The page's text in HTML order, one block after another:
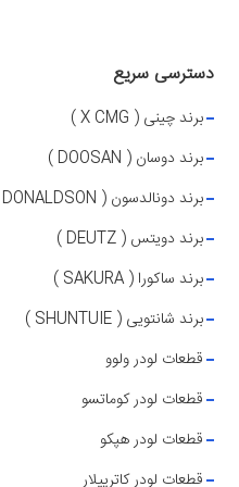
دسترسی سریع
برند چینی ( X CMG )
برند دوسان ( DOOSAN )
برند دونالدسون ( DONALDSON )
برند دویتس ( DEUTZ )
برند ساکورا ( SAKURA )
برند شانتویی ( SHUNTUIE )
قطعات لودر ولوو
قطعات لودر کوماتسو
قطعات لودر هپکو
قطعات لودر کاترپیلار